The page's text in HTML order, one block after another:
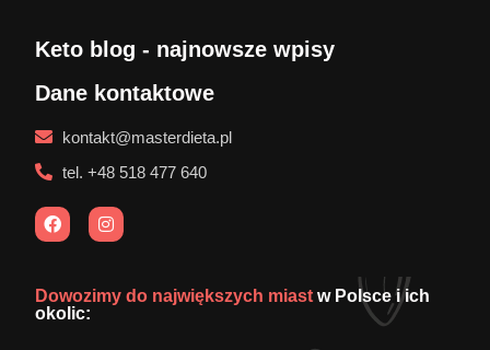
Keto blog - najnowsze wpisy
Dane kontaktowe
kontakt@masterdieta.pl
tel. +48 518 477 640
Dowozimy do największych miast w Polsce i ich
okolic: